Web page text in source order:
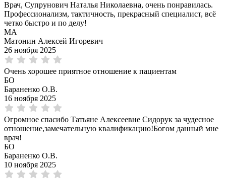
Врач, Супрунович Наталья Николаевна, очень понравилась.
Профессионализм, тактичность, прекрасный специалист, всё
четко быстро и по делу!
МА
Матонин Алексей Игоревич
26 ноября 2025
Очень хорошее приятное отношение к пациентам
БО
Бараненко О.В.
16 ноября 2025
Огромное спасибо Татьяне Алексеевне Сидорук за чудесное
отношение,замечательную квалификацию!Богом данный мне
врач!
БО
Бараненко О.В.
10 ноября 2025